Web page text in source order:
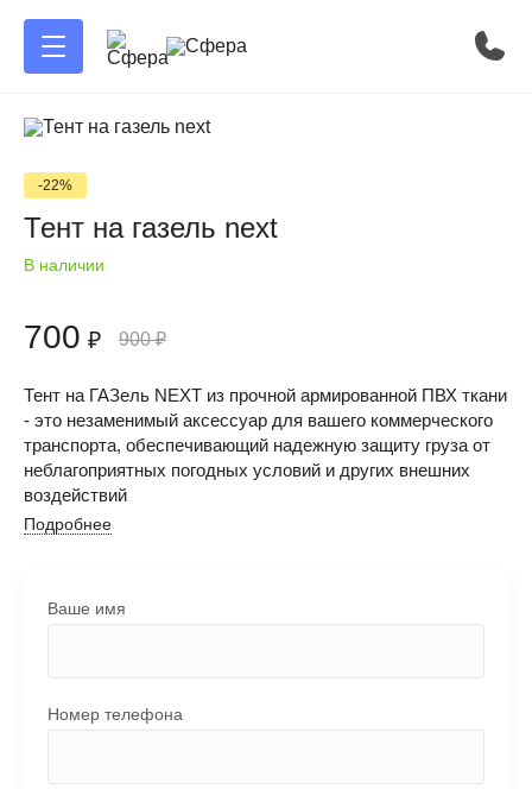
-22%
Тент на газель next
В наличии
700 ₽ 900₽
Тент на ГАЗель NEXT из прочной армированной ПВХ ткани
- это незаменимый аксессуар для вашего коммерческого
транспорта, обеспечивающий надежную защиту груза от
неблагоприятных погодных условий и других внешних
воздействий
Подробнее
Ваше имя
Номер телефона